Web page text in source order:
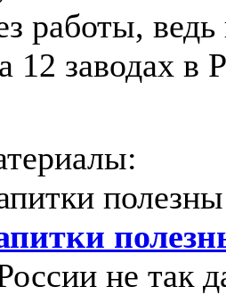
работы,
12 заводах в
не так